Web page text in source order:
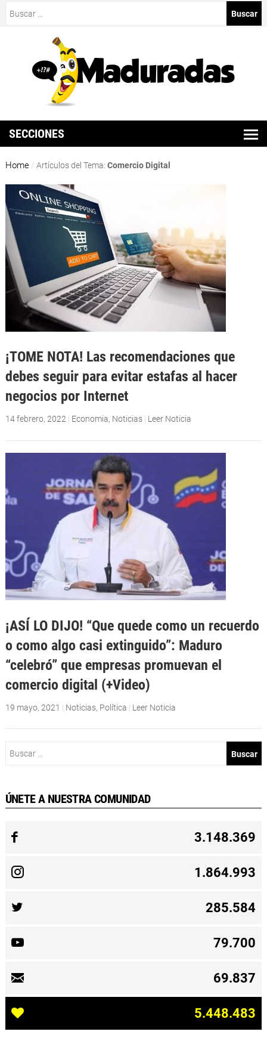
SECCIONES
Home / Artículos del Tema: Comercio Digital
¡TOME NOTA! Las recomendaciones que
debes seguir para evitar estafas al hacer
negocios por Internet
14 febrero, 2022| Economia, Noticias | Leer Noticia
¡ASÍ LO DIJO! “Que quede como un recuerdo
o como algo casi extinguido”: Maduro
“celebró” que empresas promuevan el
comercio digital (+Video)
19 mayo, 2021 | Noticias, Política | Leer Noticia
ÚNETE A NUESTRA COMUNIDAD
3.148.369
1.864.993
285.584
79.700
69.837
5.448.483